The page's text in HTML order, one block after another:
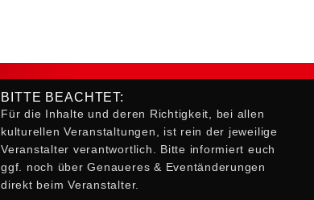
BITTE BEACHTET:
Für die Inhalte und deren Richtigkeit, bei allen
kulturellen Veranstaltungen, ist rein der jeweilige
Veranstalter verantwortlich. Bitte informiert euch
ggf. noch über Genaueres & Eventänderungen
direkt beim Veranstalter.